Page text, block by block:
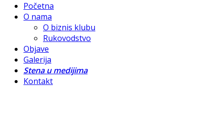
Početna
O nama
O biznis klubu
Rukovodstvo
Objave
Galerija
Stena u medijima
Kontakt